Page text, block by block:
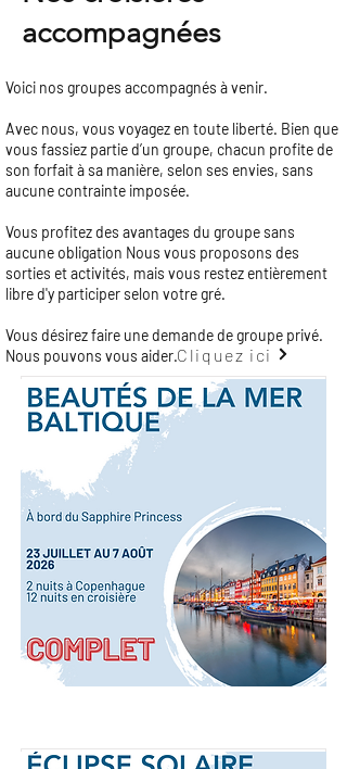
accompagnées
Voici nos groupes accompagnés à venir.
Avec nous, vous voyagez en toute liberté. Bien que
vous fassiez partie d’un groupe, chacun profite de
son forfait à sa manière, selon ses envies, sans
aucune contrainte imposée.
Vous profitez des avantages du groupe sans
aucune obligation Nous vous proposons des
sorties et activités, mais vous restez entièrement
libre d'y participer selon votre gré.
Vous désirez faire une demande de groupe privé.
Nous pouvons vous aider.Cliquez ici